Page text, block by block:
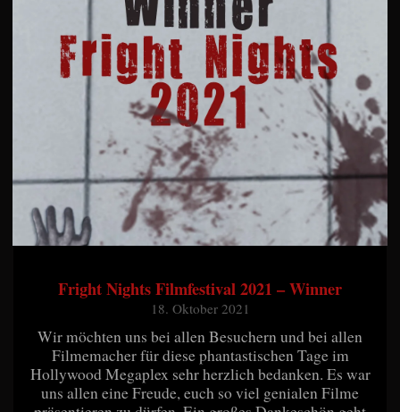
Fright Nights Filmfestival 2021 – Winner
18. Oktober 2021
Wir möchten uns bei allen Besuchern und bei allen
Filmemacher für diese phantastischen Tage im
Hollywood Megaplex sehr herzlich bedanken. Es war
uns allen eine Freude, euch so viel genialen Filme